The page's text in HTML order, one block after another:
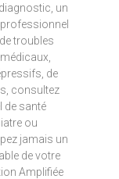
un
troubles
de
consultez
de santé
ou
jamais un
de votre
Amplifiée